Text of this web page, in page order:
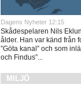
Dagens Nyheter 12:15
Skådespelaren Nils
ålder. Han var känd från
”Göta kanal” och som
och Findus”...
MILJÖ